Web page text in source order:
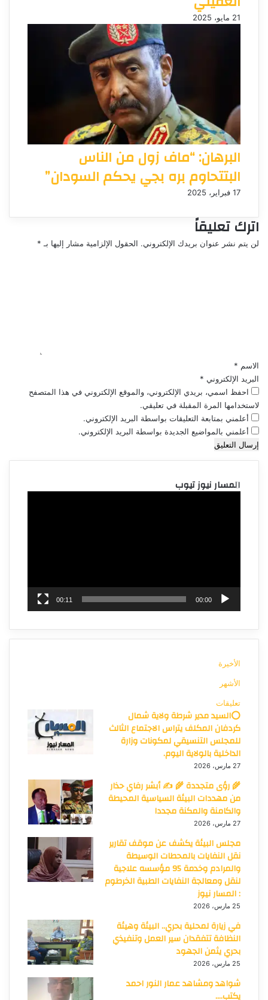
21 مايو، 2025
البرهان: “ماف زول من الناس
البتتحاوم بره بجي يحكم السودان”
17 فبراير، 2025
اترك تعليقاً
لن يتم نشر عنوان بريدك الإلكتروني. الحقول الإلزامية مشار إليها بـ *
الاسم *
البريد الإلكتروني *
احفظ اسمي، بريدي الإلكتروني، والموقع الإلكتروني في هذا المتصفح
لاستخدامها المرة المقبلة في تعليقي.
أعلمني بمتابعة التعليقات بواسطة البريد الإلكتروني.
أعلمني بالمواضيع الجديدة بواسطة البريد الإلكتروني.
المسار نيوز تيوب
00:00
00:11
الأخيرة
الأشهر
تعليقات
⭕السيد مدير شرطة ولاية شمال
كردفان المكلف يتراس الاجتماع الثالث
للمجلس التنسيقي لمكونات وزارة
الداخلية بالولاية اليوم.
27 مارس، 2026
🌾 رؤى متجددة 🌾 ✍️ أبشر رفاي حذار
من مهددات البيئة السياسية المحيطة
والكامنة والمكنة مجددا
27 مارس، 2026
مجلس البيئة يكشف عن موقف تقارير
نقل النفايات بالمحطات الوسيطة
والمرادم وخدمة 95 مؤسسه علاجية
لنقل ومعالجة النفايات الطبية الخرطوم
: المسار نيوز
25 مارس، 2026
في زيارة لمحلية بحري.. البيئة وهيئة
النظافة تتفقدان سير العمل وتنفيذي
بحري يثمن الجهود
25 مارس، 2026
شواهد ومشاهد عمار النور احمد
يكتب….